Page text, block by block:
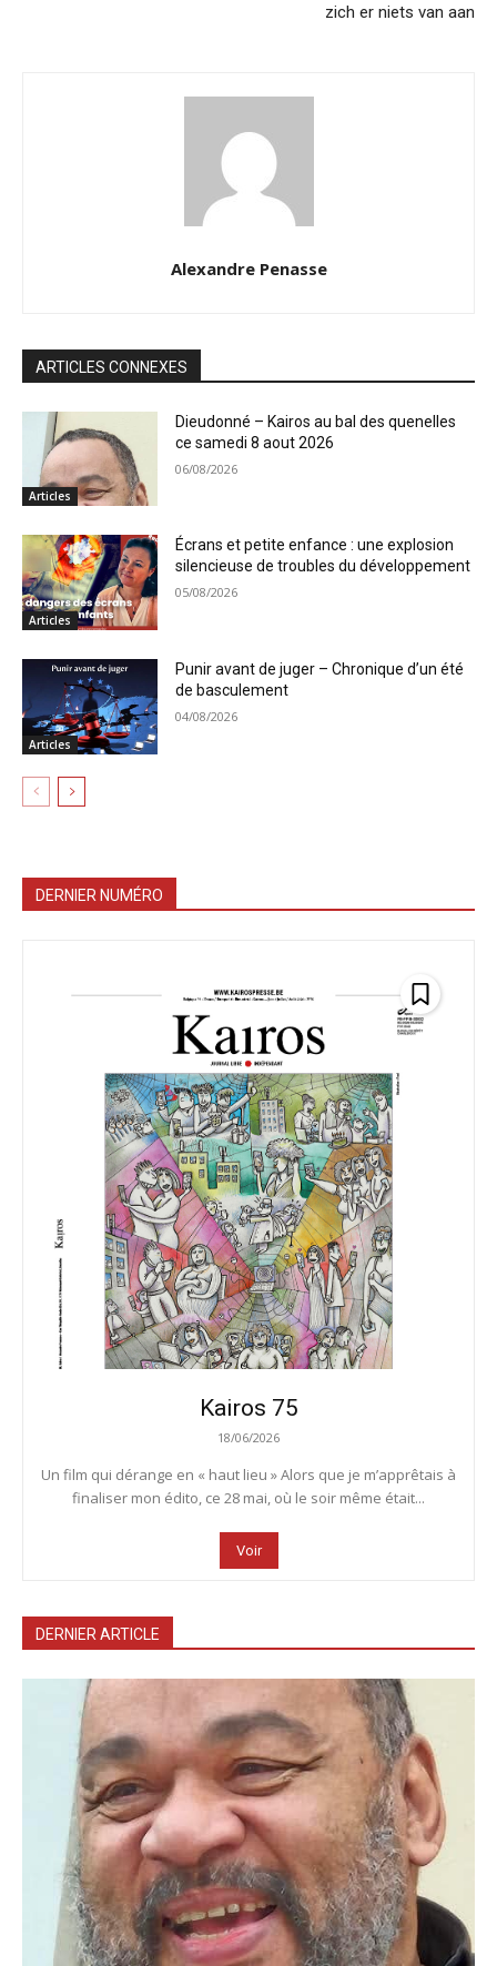
zich er niets van aan
Alexandre Penasse
ARTICLES CONNEXES
Articles
Dieudonné – Kairos au bal des quenelles
ce samedi 8 aout 2026
06/08/2026
Articles
Écrans et petite enfance : une explosion
silencieuse de troubles du développement
05/08/2026
Articles
Punir avant de juger – Chronique d’un été
de basculement
04/08/2026
DERNIER NUMÉRO
Kairos 75
18/06/2026
Un film qui dérange en « haut lieu » Alors que je m’apprêtais à
finaliser mon édito, ce 28 mai, où le soir même était...
Voir
DERNIER ARTICLE